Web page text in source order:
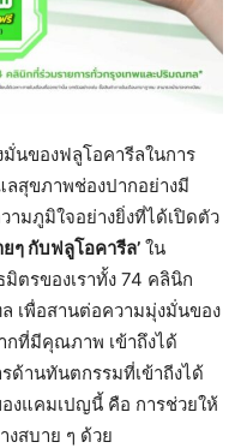
นของฟลูโอคารีลในการ
ลสุขภาพช่องปากอย่างมี
มภูมิใจอย่างยิ่งที่ได้เปิดตัว
ๆ กับฟลูโอคารีล’ ใน
ตรของเราทั้ง 74 คลินิก
เพื่อสานต่อความมุ่งมั่นของ
กที่มีคุณภาพ เข้าถึงได้
ด้านทันตกรรมที่เข้าถีงได้
งแคมเปญนี้ คือ การช่วยให้
สบาย ๆ ด้วย